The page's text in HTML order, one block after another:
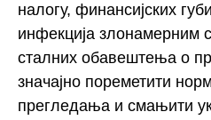
налогу, финансијских
инфекција злонамерним
сталних обавештења о
значајно пореметити
прегледања и смањити